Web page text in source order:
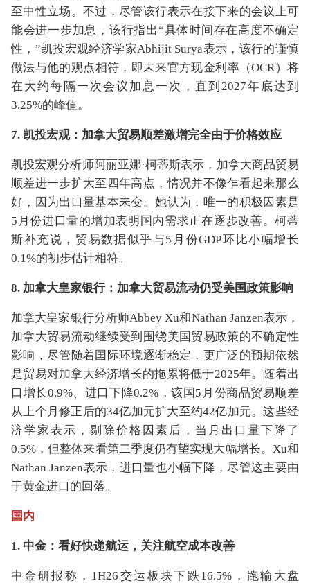
至中性立场。不过，尽管该行表示在接下来的会议上可
能会进一步加息，该行指出“具体时间存在高度不确定
性，”凯投宏观经济学家Abhijit Surya表示，该行的谨慎
做法与他的观点相符，即未来官方现金利率（OCR）将
在大约每隔一次会议加息一次，直到2027年底达到
3.25%的峰值。
7. 凯投宏观：加拿大贸易顺差激增完全由于价格效应
凯投宏观分析师阿丽亚娜·柯蒂斯表示，加拿大商品贸易
顺差进一步扩大至四年高点，情况并不像乍看起来那么
好，因为出口量基本未变。她认为，唯一的积极因素是
5月份进口量的增加表明国内需求正在逐步改善。柯蒂
斯补充说，贸易数据似乎与5月份GDP环比小幅增长
0.1%的初步估计相符。
8. 加拿大皇家银行：加拿大贸易流动仍受美国政策影响
加拿大皇家银行分析师Abbey Xu和Nathan Janzen表示，
加拿大贸易流动继续受到围绕美国贸易政策的不确定性
影响，尽管随着国际环境逐渐稳定，更广泛的预期依然
是贸易对加拿大经济增长的拖累将低于2025年。随着出
口增长0.9%、进口下降0.2%，该国5月份商品贸易顺差
从上个月修正后的34亿加元扩大至约42亿加元。这些经
济学家表示，剔除价格因素后，当月出口量下降了
0.5%，但整体来看第二季度仍有望实现大幅增长。Xu和
Nathan Janzen表示，进口量也小幅下降，尽管这主要由
于黄金进口的回落。
国内
1. 中金：看好快递航运，关注航空成本改善
中金研报称，1H26交运板块下跌16.5%，跑输大盘